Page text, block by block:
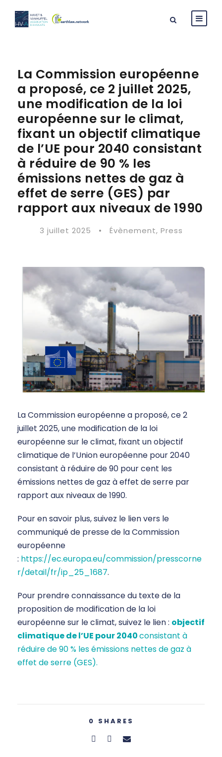
La Commission européenne
a proposé, ce 2 juillet 2025,
une modification de la loi
européenne sur le climat,
fixant un objectif climatique
de l’UE pour 2040 consistant
à réduire de 90 % les
émissions nettes de gaz à
effet de serre (GES) par
rapport aux niveaux de 1990
3 juillet 2025 • Évènement, Press
La Commission européenne a proposé, ce 2
juillet 2025, une modification de la loi
européenne sur le climat, fixant un objectif
climatique de l’Union européenne pour 2040
consistant à réduire de 90 pour cent les
émissions nettes de gaz à effet de serre par
rapport aux niveaux de 1990.
Pour en savoir plus, suivez le lien vers le
communiqué de presse de la Commission
européenne
: https://ec.europa.eu/commission/presscorne
r/detail/fr/ip_25_1687.
Pour prendre connaissance du texte de la
proposition de modification de la loi
européenne sur le climat, suivez le lien : objectif
climatique de l’UE pour 2040consistant à
réduire de 90 % les émissions nettes de gaz à
effet de serre (GES).
0 SHARES